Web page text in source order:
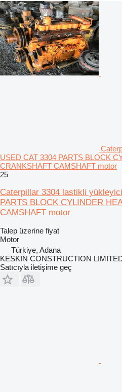
USED CAT 3304 PARTS BLOCK
CRANKSHAFT CAMSHAFT motor
25
Caterpillar 3304 lastikli
PARTS BLOCK CYLINDER
CAMSHAFT motor
Talep üzerine fiyat
Motor
Türkiye, Adana
KESKIN CONSTRUCTION
Satıcıyla iletişime geç